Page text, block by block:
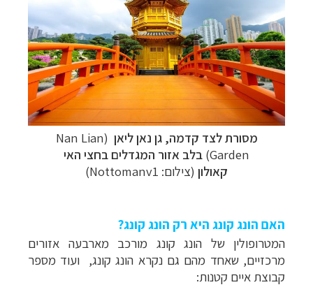
מסורת לצד קדמה, גן נאן ליאן
(Nan Lian
Garden) בלב אזור המגדלים בחצי האי
קאולון (צילום: Nottomanv1)
האם הונג קונג היא רק הונג קונג?
המטרופולין של הונג קונג מורכב מארבעה אזורים
מרכזיים, שאחד מהם גם נקרא הונג קונג, ועוד מספר
קבוצת איים קטנות: